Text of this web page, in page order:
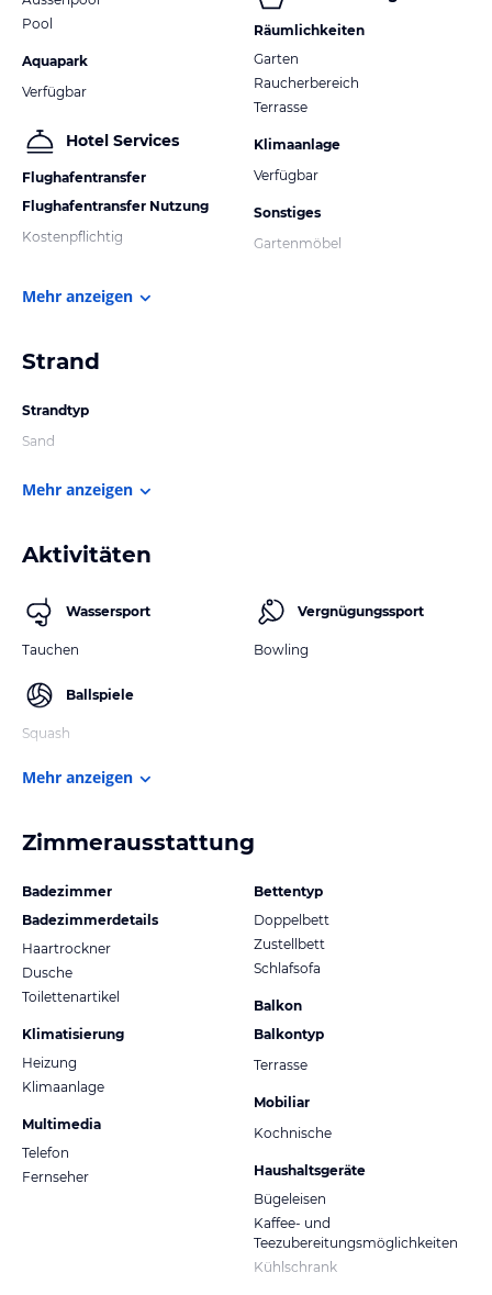
Pool
Aquapark
Verfügbar
Hotel Services
Flughafentransfer
Flughafentransfer Nutzung
Kostenpflichtig
Räumlichkeiten
Garten
Raucherbereich
Terrasse
Klimaanlage
Verfügbar
Sonstiges
Gartenmöbel
Mehr anzeigen
Strand
Strandtyp
Sand
Mehr anzeigen
Aktivitäten
Wassersport
Tauchen
Ballspiele
Squash
Vergnügungssport
Bowling
Mehr anzeigen
Zimmerausstattung
Badezimmer
Badezimmerdetails
Haartrockner
Dusche
Toilettenartikel
Klimatisierung
Heizung
Klimaanlage
Multimedia
Telefon
Fernseher
Bettentyp
Doppelbett
Zustellbett
Schlafsofa
Balkon
Balkontyp
Terrasse
Mobiliar
Kochnische
Haushaltsgeräte
Bügeleisen
Kaffee- und
Teezubereitungsmöglichkeiten
Kühlschrank